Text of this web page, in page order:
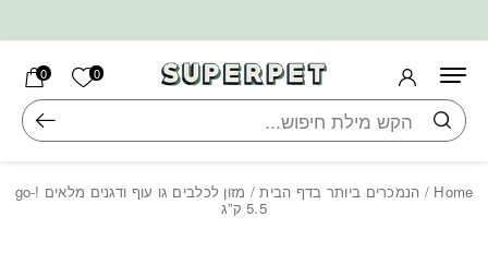
0 הרשימה
0
חיפוש
Home
/ הנמכרים ביותר בדף הבית / מזון לכלבים גו עוף ודגנים מלאים !go-
5.5 ק”ג